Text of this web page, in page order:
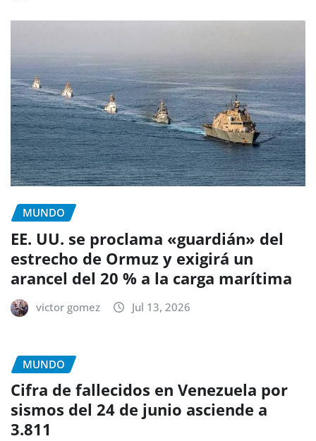
MUNDO
EE. UU. se proclama «guardián» del
estrecho de Ormuz y exigirá un
arancel del 20 % a la carga marítima
victor gomez Jul 13, 2026
MUNDO
Cifra de fallecidos en Venezuela por
sismos del 24 de junio asciende a
3.811